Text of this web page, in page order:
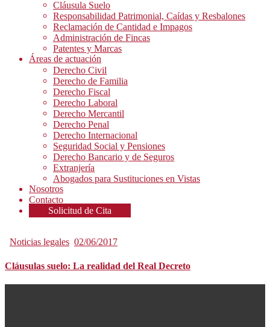
Cláusula Suelo
Responsabilidad Patrimonial, Caídas y Resbalones
Reclamación de Cantidad e Impagos
Administración de Fincas
Patentes y Marcas
Áreas de actuación
Derecho Civil
Derecho de Familia
Derecho Fiscal
Derecho Laboral
Derecho Mercantil
Derecho Penal
Derecho Internacional
Seguridad Social y Pensiones
Derecho Bancario y de Seguros
Extranjería
Abogados para Sustituciones en Vistas
Nosotros
Contacto
Solicitud de Cita
Noticias legales 02/06/2017
Cláusulas suelo: La realidad del Real Decreto